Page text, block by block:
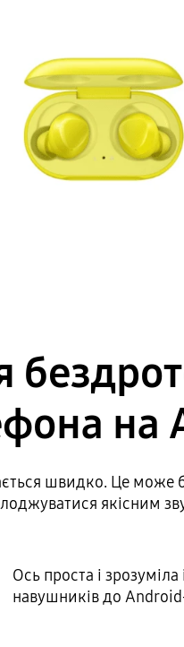
на
швидко. Це
якісним
Ось проста і
навушників до